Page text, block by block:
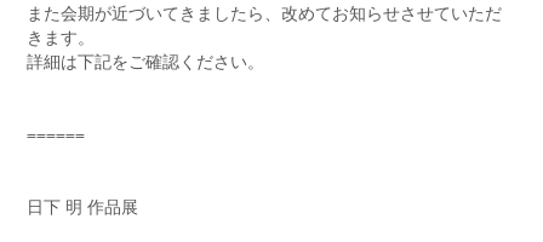
また会期が近づいてきましたら、改めてお知らせさせていただ
きます。
詳細は下記をご確認ください。
======
日下 明 作品展